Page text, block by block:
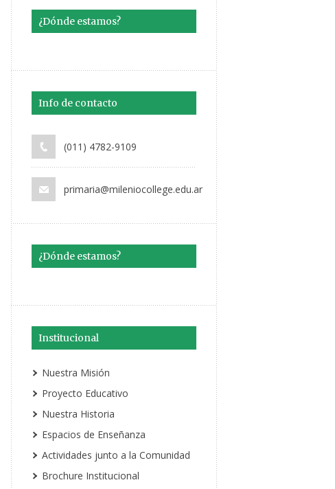
¿Dónde estamos?
Info de contacto
(011) 4782-9109
primaria@mileniocollege.edu.ar
¿Dónde estamos?
Institucional
Nuestra Misión
Proyecto Educativo
Nuestra Historia
Espacios de Enseñanza
Actividades junto a la Comunidad
Brochure Institucional